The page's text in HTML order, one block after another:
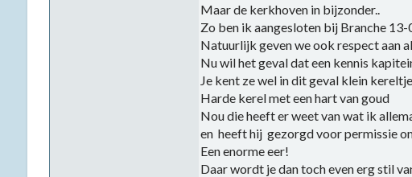
Maar de kerkhoven in bijzonder..
Zo ben ik aangesloten bij Branche
Natuurlijk geven we ook respect aan
Nu wil het geval dat een kennis
Je kent ze wel in dit geval klein
Harde kerel met een hart van goud
Nou die heeft er weet van wat ik
en heeft hij gezorgd voor permissie
Een enorme eer!
Daar wordt je dan toch even erg stil